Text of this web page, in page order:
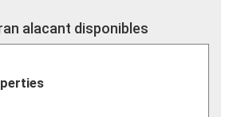
alacant disponibles